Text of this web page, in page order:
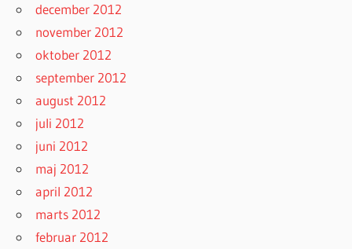
december 2012
november 2012
oktober 2012
september 2012
august 2012
juli 2012
juni 2012
maj 2012
april 2012
marts 2012
februar 2012